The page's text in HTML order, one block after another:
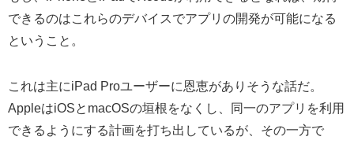
できるのはこれらのデバイスでアプリの開発が可能になる
ということ。
これは主にiPad Proユーザーに恩恵がありそうな話だ。
AppleはiOSとmacOSの垣根をなくし、同一のアプリを利用
できるようにする計画を打ち出しているが、その一方で